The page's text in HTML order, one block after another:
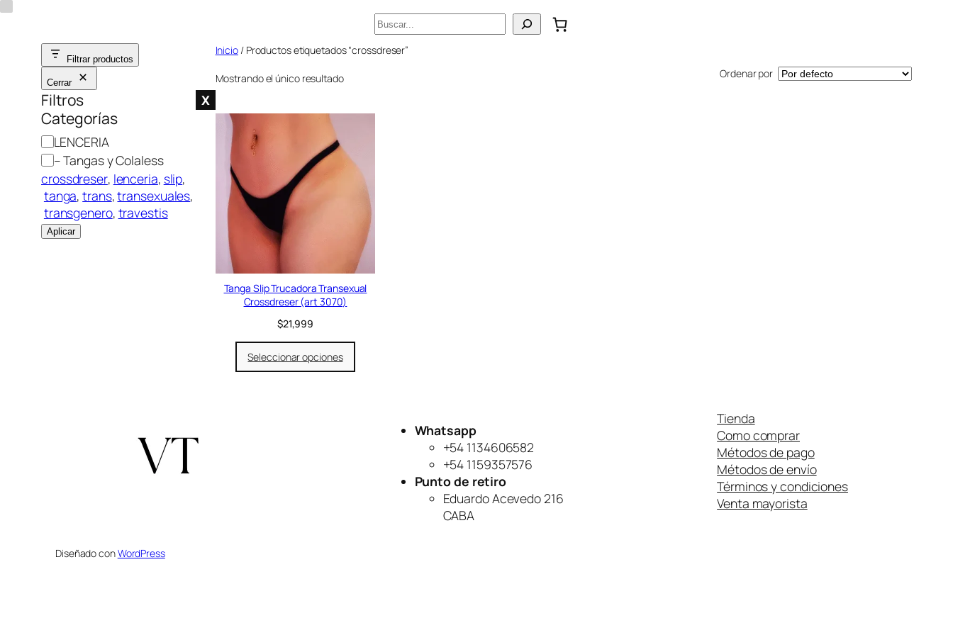
Saltar
contenido
Buscar
Filtrar productos
Cerrar
Filtros X
Categorías
C
a
t
e
g
o
r
LENCERIA
– Tangas y Colaless
crossdreser, lenceria, slip,
tanga, trans, transexuales,
transgenero, travestis
Aplicar
Inicio / Productos etiquetados “crossdreser”
Mostrando el único resultado Ordenar por
Tanga Slip Trucadora Transexual
Crossdreser (art 3070)
$21,999
Seleccionar opciones
Whatsapp
+54 1134606582
+54 1159357576
Punto de retiro
Eduardo Acevedo 216
CABA
Tienda
Como comprar
Métodos de pago
Métodos de envío
Términos y condiciones
Venta mayorista
Diseñado conWordPress